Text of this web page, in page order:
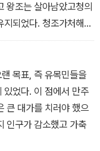
왕조는 살아남았고청의
되었다. 청조가처해
일을 이룰 수 있었을 것
목표, 즉 유목민들을
있었다. 이 점에서 만주
큰 대가를 치러야 했으
인구가 감소했고 가축